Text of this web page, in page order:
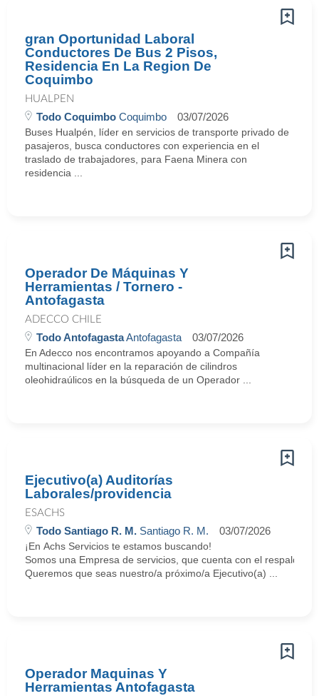
gran Oportunidad Laboral
Conductores De Bus 2 Pisos,
Residencia En La Region De
Coquimbo
HUALPEN
Todo Coquimbo Coquimbo 03/07/2026
Buses Hualpén, líder en servicios de transporte privado de
pasajeros, busca conductores con experiencia en el
traslado de trabajadores, para Faena Minera con
residencia ...
Operador De Máquinas Y
Herramientas / Tornero -
Antofagasta
ADECCO CHILE
Todo AntofagastaAntofagasta 03/07/2026
En Adecco nos encontramos apoyando a Compañía
multinacional líder en la reparación de cilindros
oleohidraúlicos en la búsqueda de un Operador ...
Ejecutivo(a) Auditorías
Laborales/providencia
ESACHS
Todo Santiago R. M. Santiago R. M. 03/07/2026
¡En Achs Servicios te estamos buscando!
Somos una Empresa de servicios, que cuenta con el respaldo
Queremos que seas nuestro/a próximo/a Ejecutivo(a) ...
Operador Maquinas Y
Herramientas Antofagasta